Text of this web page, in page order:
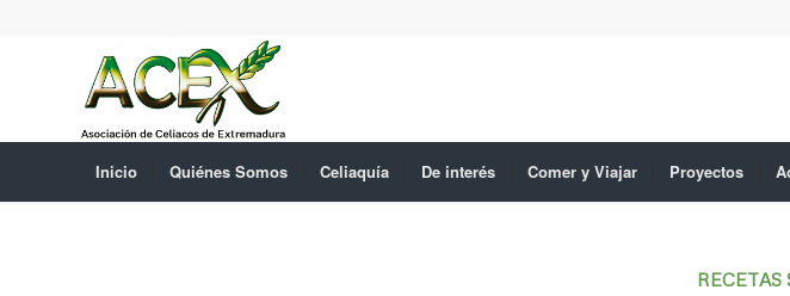
Inicio Quiénes Somos Celiaquía De interés Comer y Viajar Proyectos